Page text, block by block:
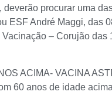
procurar uma
ESF André Maggi, das
– Corujão
ACIMA- VACINA
60 anos de idade